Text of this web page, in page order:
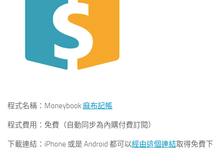
程式名稱：Moneybook麻布記帳
程式費用：免費（自動同步為內購付費訂閱）
下載連結：iPhone 或是 Android 都可以經由這個連結取得免費下